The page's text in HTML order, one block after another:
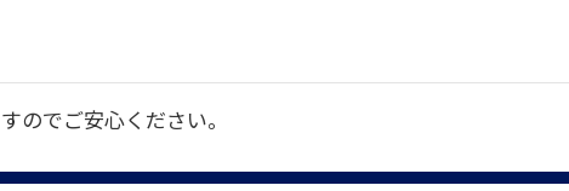
のでご安心ください。